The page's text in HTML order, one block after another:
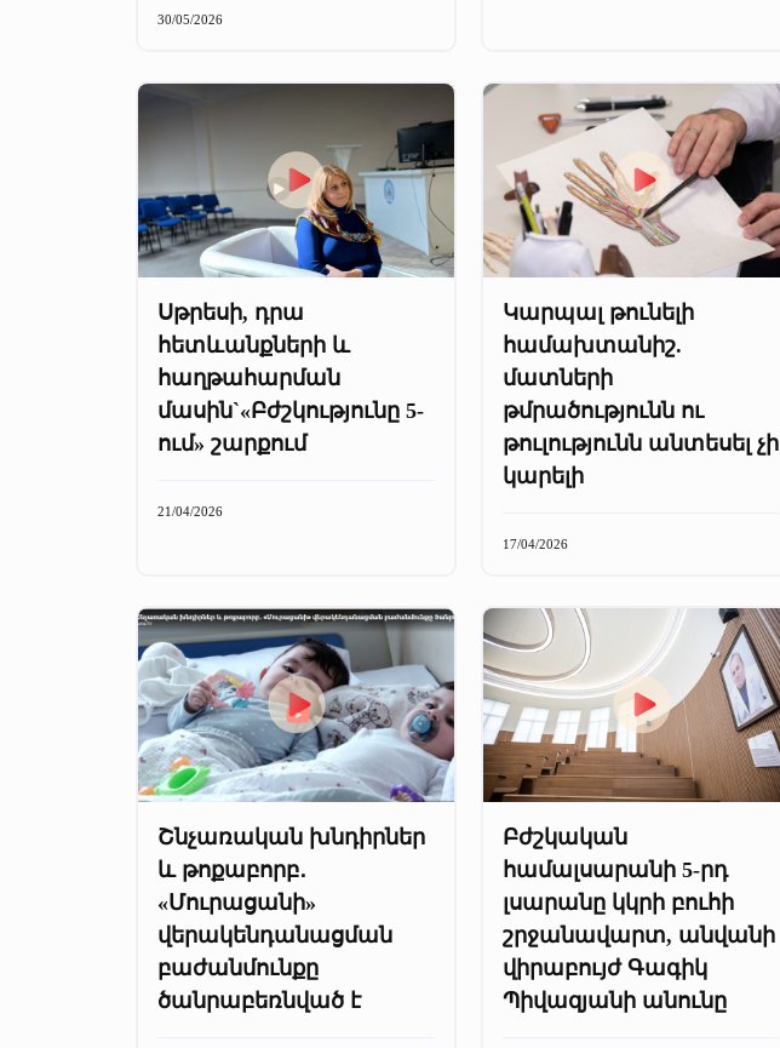
30/05/2026
Սթրեսի, դրա
հետևանքների և
հաղթահարման
մասին`«Բժշկությունը 5-
ում» շարքում
21/04/2026
Կարպալ թունելի
համախտանիշ.
մատների
թմրածությունն ու
թուլությունն անտեսել չի
կարելի
17/04/2026
Շնչառական խնդիրներ
և թոքաբորբ․
«Մուրացանի»
վերակենդանացման
բաժանմունքը
ծանրաբեռնված է
Բժշկական
համալսարանի 5-րդ
լսարանը կկրի բուհի
շրջանավարտ, անվանի
վիրաբույժ Գագիկ
Պիվազյանի անունը